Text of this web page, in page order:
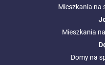
Mieszkania na
Mieszkania
Domy na